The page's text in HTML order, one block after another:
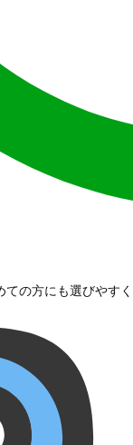
の方にも選びやす